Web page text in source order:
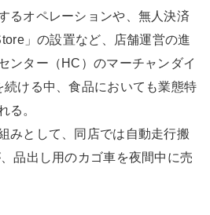
るオペレーションや、無人決済
」の設置など、店舗運営の進
ンター（HC）のマーチャンダイ
続ける中、食品においても業態特
る。
みとして、同店では自動走行搬
品出し用のカゴ車を夜間中に売